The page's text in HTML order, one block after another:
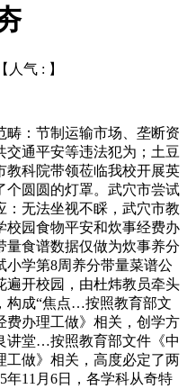
人气 : 】
：节制运输市场、垄断资
交通平安等违法犯为；土豆
科院带领莅临我校开展英
个圆圆的灯罩。武穴市尝试
：无法坐视不睬，武穴市教
园食物平安和炊事经费办
量食谱数据仅做为炊事养分
小学第8周养分带量菜谱公
遍开校园，由杜炜教员牵头
构成“焦点…按照教育部文
费办理工做》相关，创学方
讲堂…按照教育部文件《中
工做》相关，高度必定了两
年11月6日，各学科从奇特